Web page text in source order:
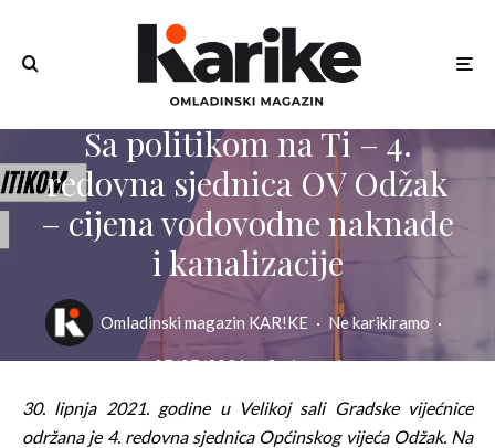
Sa politikom na Ti – 4.
redovna sjednica OV Odžak
– cijena vodovodne naknade
i kanalizacije
Omladinski magazin KAR!KE · Ne karikiramo ·
07/07/2021 · 3 min read
30. lipnja 2021. godine u Velikoj sali Gradske vijećnice
održana je 4. redovna sjednica Općinskog vijeća Odžak. Na